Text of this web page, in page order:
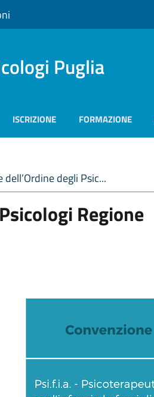
Puglia
ISCRIZIONE FORMAZIONE
degli Psic...
Regione